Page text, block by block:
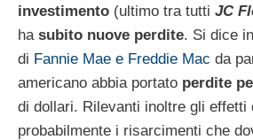
investimento (ultimo tra tutti JC
ha subito nuove perdite. Si dice
di Fannie Mae e Freddie Mac da
americano abbia portato perdite
di dollari. Rilevanti inoltre gli effetti
probabilmente i risarcimenti che